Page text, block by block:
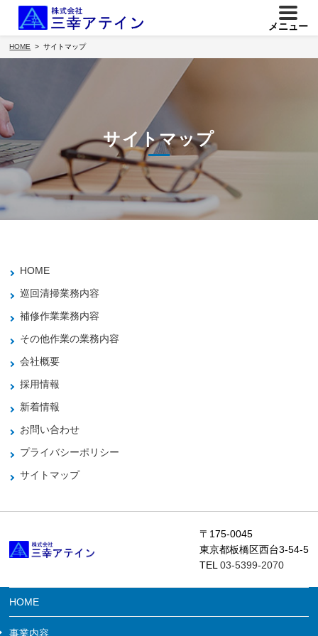
メニュー
HOME サイトマップ
サイトマップ
HOME
巡回清掃業務内容
補修作業業務内容
その他作業の業務内容
会社概要
採用情報
新着情報
お問い合わせ
プライバシーポリシー
サイトマップ
〒175-0045
東京都板橋区西台3-54-5
TEL 03-5399-2070
HOME
事業内容